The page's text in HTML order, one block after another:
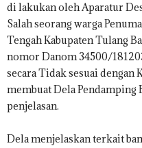
di lakukan oleh Aparatur
Salah seorang warga
Tengah Kabupaten Tulang
nomor Danom 34500/
secara Tidak sesuai dengan
membuat Dela
penjelasan.
Dela menjelaskan terkait